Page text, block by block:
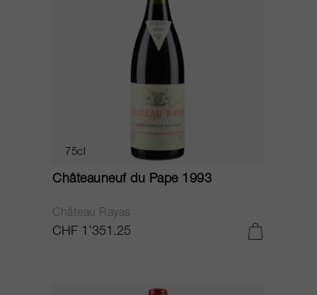
75cl
Châteauneuf du Pape 1993
Château Rayas
CHF 1’351.25